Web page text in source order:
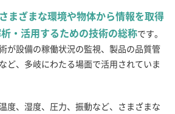
さまざまな環境や物体から情報を取得
・活用するための技術の総称です。
が設備の稼働状況の監視、製品の品質管
ど、多岐にわたる場面で活用されていま
度、湿度、圧力、振動など、さまざまな